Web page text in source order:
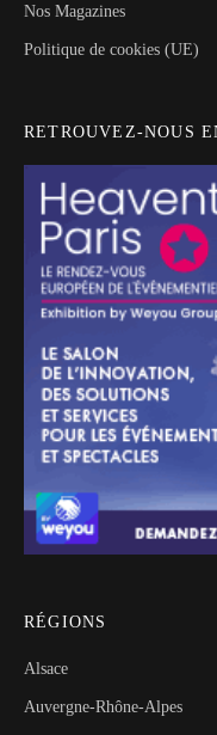
Nos Magazines
Politique de cookies (UE)
RETROUVEZ-NOUS
RÉGIONS
Alsace
Auvergne-Rhône-Alpes